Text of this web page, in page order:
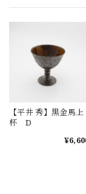
【平井 秀】黒金馬上
杯 D